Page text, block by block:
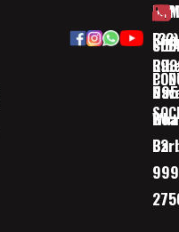
(32)
32